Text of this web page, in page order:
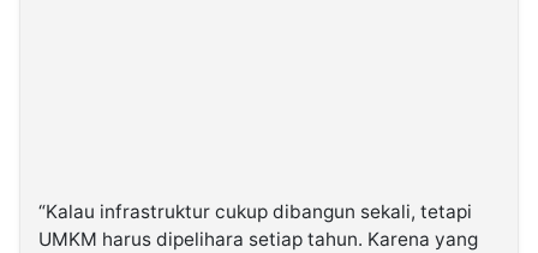
“Kalau infrastruktur cukup dibangun sekali, tetapi
UMKM harus dipelihara setiap tahun. Karena yang